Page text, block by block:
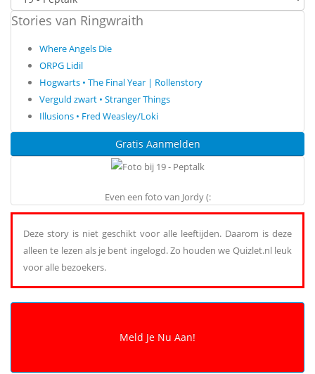
Stories van Ringwraith
Where Angels Die
ORPG Lidil
Hogwarts • The Final Year | Rollenstory
Verguld zwart • Stranger Things
Illusions • Fred Weasley/Loki
Gratis Aanmelden
Even een foto van Jordy (:
Deze story is niet geschikt voor alle leeftijden. Daarom is deze
alleen te lezen als je bent ingelogd. Zo houden we Quizlet.nl leuk
voor alle bezoekers.